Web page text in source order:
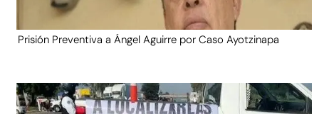
Prisión Preventiva a Ángel Aguirre por Caso Ayotzinapa